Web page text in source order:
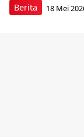
Berita 18 Mei